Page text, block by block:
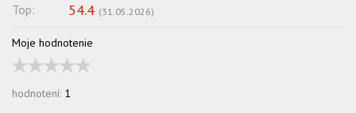
Top: 54.4 (31.05.2026)
Moje hodnotenie
hodnotení: 1